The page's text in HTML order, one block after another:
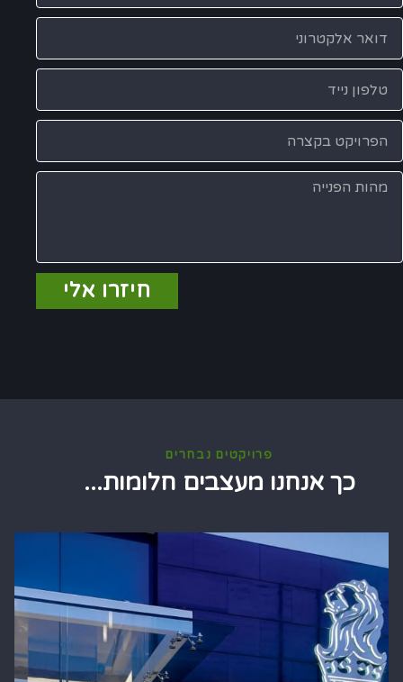
חיזרו אלי
פרויקטים נבחרים
כך אנחנו מעצבים חלומות...